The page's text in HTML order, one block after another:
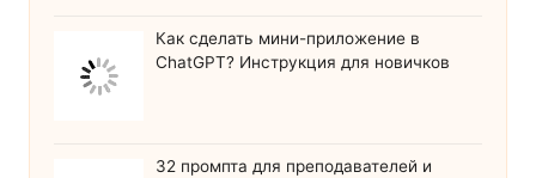
Как сделать мини-приложение в
ChatGPT? Инструкция для новичков
32 промпта для преподавателей и